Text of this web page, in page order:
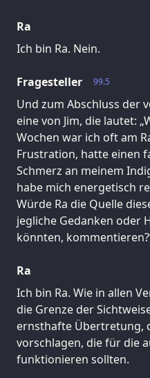
Ra
Ich bin Ra. Nein.
99.5
Fragesteller
Und zum Abschluss der
eine von Jim, die lautet:
Wochen war ich oft am
Frustration, hatte einen
Schmerz an meinem
habe mich energetisch
Würde Ra die Quelle
jegliche Gedanken oder
könnten,
Ra
Ich bin Ra. Wie in allen
die Grenze der
ernsthafte Übertretung,
vorschlagen, die für die
funktionieren sollten.